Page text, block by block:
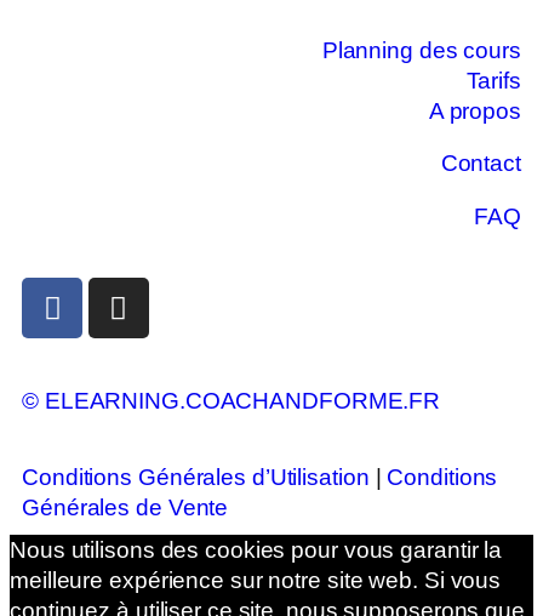
Planning des cours
Tarifs
A propos
Contact
FAQ
© ELEARNING.COACHANDFORME.FR
Conditions Générales d’Utilisation
Conditions
Générales de Vente
Nous utilisons des cookies pour vous garantir la
meilleure expérience sur notre site web. Si vous
continuez à utiliser ce site, nous supposerons que